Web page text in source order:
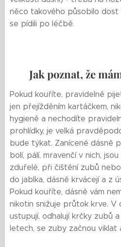
něco takového působilo
se pídili po léčbě.
Jak poznat, že
Pokud kouříte, pravidelně
jen přejížděním kartáčkem,
hygieně a nechodíte
prohlídky, je velká
bude týkat. Zanícené dásně
bolí, pálí, mravenčí v nich,
zduřelé, při čištění zubů
do jablka, dásně krvácejí a z
Pokud kouříte, dásně vám
nikotin snižuje průtok krve. V
ustupují, odhalují krčky zubů
letech, se zuby začnou viklat